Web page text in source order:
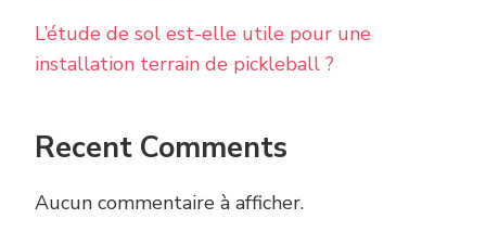
L’étude de sol est-elle utile pour une
installation terrain de pickleball ?
Recent Comments
Aucun commentaire à afficher.